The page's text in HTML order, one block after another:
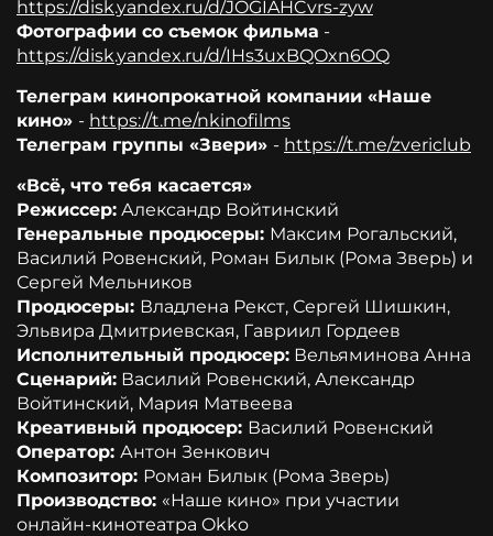
https://disk.yandex.ru/d/JOGIAHCvrs-zyw
Фотографии со съемок фильма -
https://disk.yandex.ru/d/IHs3uxBQOxn6OQ
Телеграм кинопрокатной компании «Наше
кино» - https://t.me/nkinofilms
Телеграм группы «Звери» - https://t.me/zvericlub
«Всё, что тебя касается»
Режиссер: Александр Войтинский
Генеральные продюсеры: Максим Рогальский,
Василий Ровенский, Роман Билык (Рома Зверь) и
Сергей Мельников
Продюсеры: Владлена Рекст, Сергей Шишкин,
Эльвира Дмитриевская, Гавриил Гордеев
Исполнительный продюсер: Вельяминова Анна
Сценарий: Василий Ровенский, Александр
Войтинский, Мария Матвеева
Креативный продюсер: Василий Ровенский
Оператор: Антон Зенкович
Композитор: Роман Билык (Рома Зверь)
Производство: «Наше кино» при участии
онлайн-кинотеатра Okko